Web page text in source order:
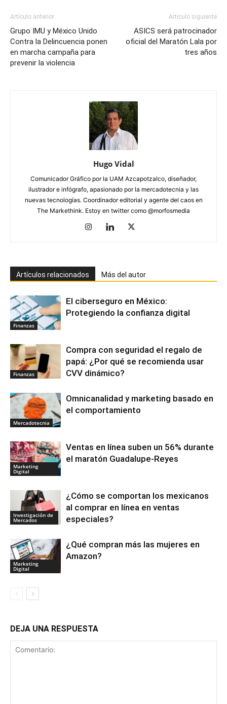
Artículo anterior
Grupo IMU y México Unido
Contra la Delincuencia ponen
en marcha campaña para
prevenir la violencia
Artículo siguiente
ASICS será patrocinador
oficial del Maratón Lala por
tres años
Hugo Vidal
Comunicador Gráfico por la UAM Azcapotzalco, diseñador,
ilustrador e infógrafo, apasionado por la mercadotecnia y las
nuevas tecnologías. Coordinador editorial y agente del caos en
The Markethink. Estoy en twitter como @morfosmedia
Artículos relacionados Más del autor
Finanzas
El ciberseguro en México:
Protegiendo la confianza digital
Finanzas
Compra con seguridad el regalo de
papá: ¿Por qué se recomienda usar
CVV dinámico?
Mercadotecnia
Omnicanalidad y marketing basado en
el comportamiento
Marketing
Digital
Ventas en línea suben un 56% durante
el maratón Guadalupe-Reyes
Investigación de
Mercados
¿Cómo se comportan los mexicanos
al comprar en línea en ventas
especiales?
Marketing
Digital
¿Qué compran más las mujeres en
Amazon?
DEJA UNA RESPUESTA